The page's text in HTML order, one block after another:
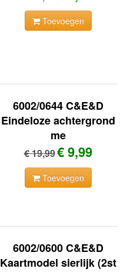
Toevoegen
6002/0644 C&E&D
Eindeloze achtergrond
me
€ 19,99€ 9,99
Toevoegen
6002/0600 C&E&D
Kaartmodel sierlijk (2st